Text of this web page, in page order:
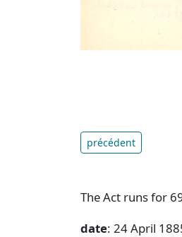
précédent
The Act runs for
date: 24 April